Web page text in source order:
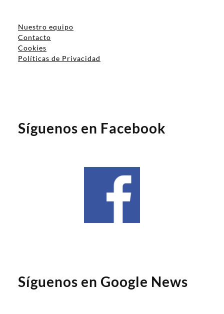
Nuestro equipo
Contacto
Cookies
Políticas de Privacidad
Síguenos en Facebook
Síguenos en Google News